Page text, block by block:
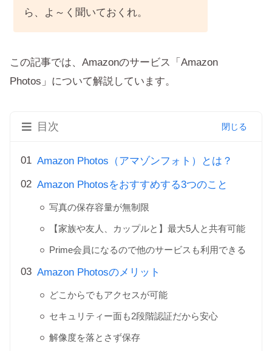
ら、よ～く聞いておくれ。
この記事では、Amazonのサービス「Amazon
Photos」について解説しています。
目次
Amazon Photos（アマゾンフォト）とは？
Amazon Photosをおすすめする3つのこと
写真の保存容量が無制限
【家族や友人、カップルと】最大5人と共有可能
Prime会員になるので他のサービスも利用できる
Amazon Photosのメリット
どこからでもアクセスが可能
セキュリティー面も2段階認証だから安心
解像度を落とさず保存